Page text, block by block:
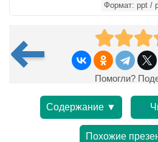
Формат: ppt /
Помогли?
Содержание ▼
Похожие